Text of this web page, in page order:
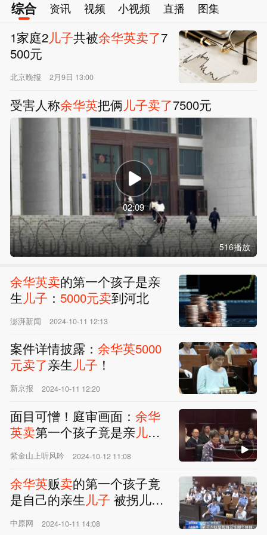
综合 资讯 视频 小视频 直播 图集
1家庭2儿子共被余华英卖了7
500元
北京晚报 2月9日 13:00
受害人称余华英把俩 儿子卖了7500元
02:09
516播放
余华英卖的第一个孩子是亲
生 儿子 ：5000元卖到河北
澎湃新闻 2024-10-11 12:13
案件详情披露：余华英5000
元卖了亲生儿子 ！
新京报 2024-10-11 12:20
面目可憎！庭审画面：余华
英卖第一个孩子竟是亲儿子
000元出售
紫金山上听风吟 2024-10-12 11:08
余华英贩卖的第一个孩子竟
是自己的亲生儿子 被拐儿童
亲手
中原网 2024-10-11 14:08